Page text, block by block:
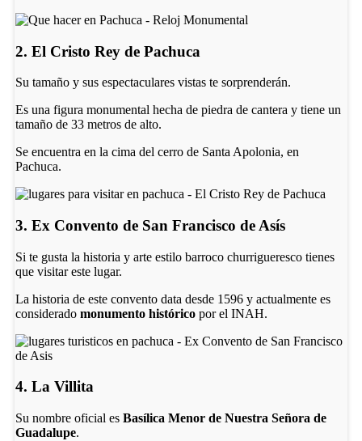
2. El Cristo Rey de Pachuca
Su tamaño y sus espectaculares vistas te sorprenderán.
Es una figura monumental hecha de piedra de cantera y tiene un
tamaño de 33 metros de alto.
Se encuentra en la cima del cerro de Santa Apolonia, en
Pachuca.
3. Ex Convento de San Francisco de Asís
Si te gusta la historia y arte estilo barroco churrigueresco tienes
que visitar este lugar.
La historia de este convento data desde 1596 y actualmente es
considerado monumento históricopor el INAH.
4. La Villita
Su nombre oficial es Basílica Menor de Nuestra Señora de
Guadalupe.